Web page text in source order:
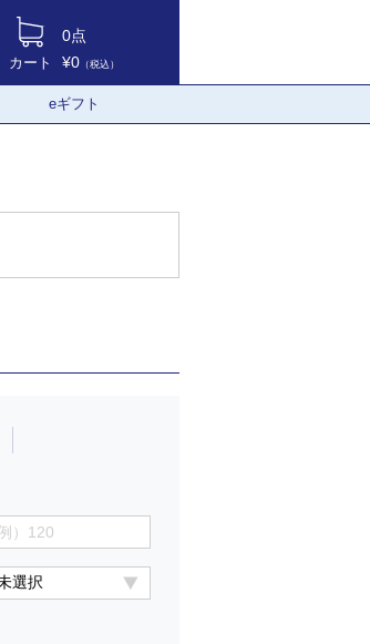
カート
0点
¥0 （税込）
eギフト